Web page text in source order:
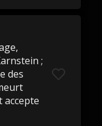
;
des